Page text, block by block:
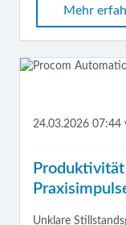
Mehr
24.03.2026 07:44
Unklare